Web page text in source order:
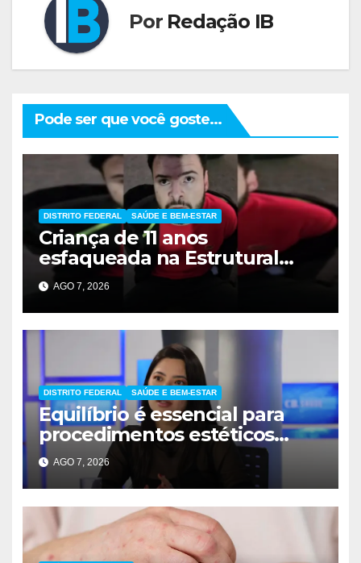
Por Redação IB
Pode ser que você goste...
DISTRITO FEDERAL SAÚDE E BEM-ESTAR
Criança de 11 anos
esfaqueada na Estrutural
apresenta melhora
significativa
AGO 7, 2026
DISTRITO FEDERAL SAÚDE E BEM-ESTAR
Equilíbrio é essencial para
procedimentos estéticos
seguros
AGO 7, 2026